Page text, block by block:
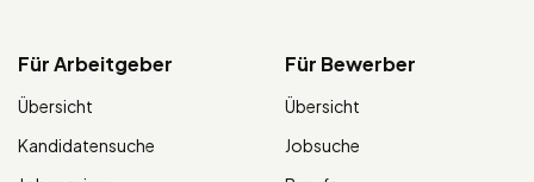
Für Arbeitgeber
Übersicht
Kandidatensuche
Für Bewerber
Übersicht
Jobsuche